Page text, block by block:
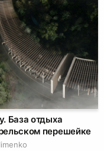
База отдыха
перешейке